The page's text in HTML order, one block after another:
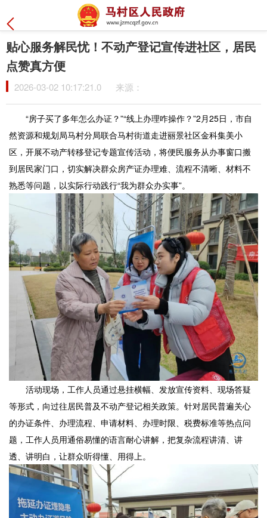
贴心服务解民忧！不动产登记宣传进社区，居民
点赞真方便
2026-03-02 10:17:21.0 来源：
“房子买了多年怎么办证？”“线上办理咋操作？”2月25日，市自
然资源和规划局马村分局联合马村街道走进丽景社区金科集美小
区，开展不动产转移登记专题宣传活动，将便民服务从办事窗口搬
到居民家门口，切实解决群众房产证办理难、流程不清晰、材料不
熟悉等问题，以实际行动践行“我为群众办实事”。
活动现场，工作人员通过悬挂横幅、发放宣传资料、现场答疑
等形式，向过往居民普及不动产登记相关政策。针对居民普遍关心
的办证条件、办理流程、申请材料、办理时限、税费标准等热点问
题，工作人员用通俗易懂的语言耐心讲解，把复杂流程讲清、讲
透、讲明白，让群众听得懂、用得上。